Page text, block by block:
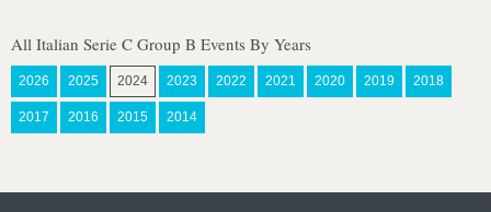
All Italian Serie C Group B Events By Years
2026 2025 2024 2023 2022 2021 2020 2019 2018
2017 2016 2015 2014